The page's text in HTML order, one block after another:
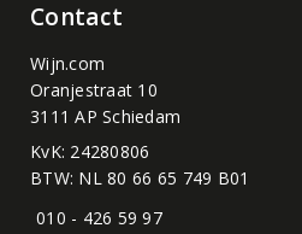
Contact
Wijn.com
Oranjestraat 10
3111 AP Schiedam
KvK: 24280806
BTW: NL 80 66 65 749 B01
010 - 426 59 97